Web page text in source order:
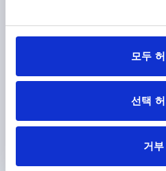
모두
선택
거부
K1444 IG0
STAINLESS STEEL,